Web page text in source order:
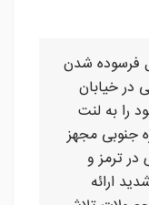
فرسوده شدن
در خیابان
را به لنت
جنوبی مجهز
ترمز و
ارائه